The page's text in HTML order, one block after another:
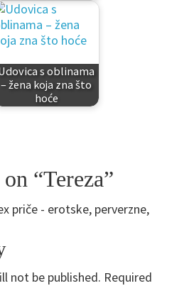
s oblinama
– žena koja zna što
hoće
“Tereza”
priče - erotske, perverzne,
not be published. Required